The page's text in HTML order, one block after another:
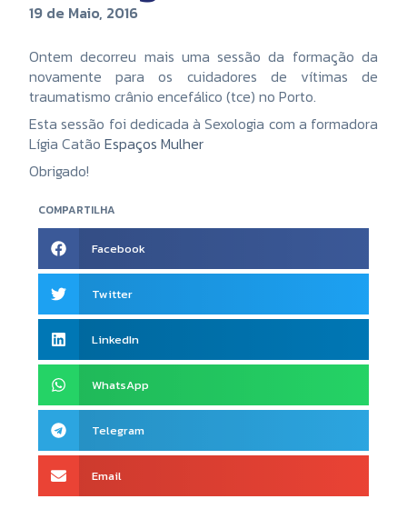
COMPARTILHA
Facebook
Twitter
LinkedIn
WhatsApp
Telegram
Email
19 de Maio, 2016
Ontem decorreu mais uma sessão da formação da
novamente para os cuidadores de vítimas de
traumatismo crânio encefálico (tce) no Porto.
Esta sessão foi dedicada à Sexologia com a formadora
Lígia Catão Espaços Mulher
Obrigado!